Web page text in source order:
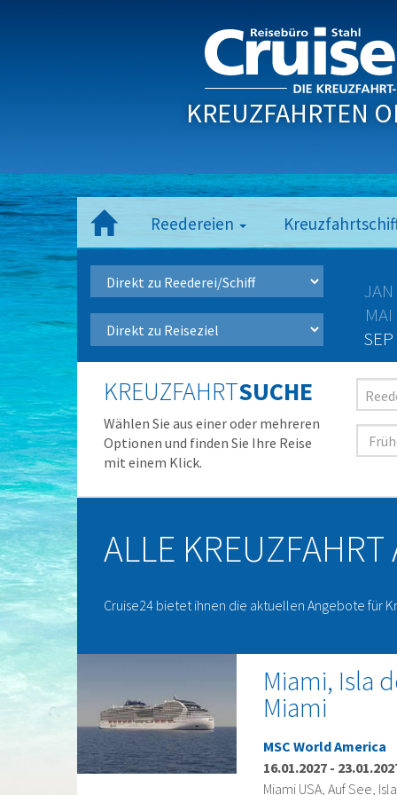
KREUZFAHRTEN
Reedereien
JAN
MAI
SEP
KREUZFAHRTSUCHE
Wählen Sie aus einer oder mehreren
Optionen und finden Sie Ihre Reise
mit einem Klick.
ALLE KREUZFAHRT
Cruise24 bietet ihnen die aktuellen Angebote für
Miami, Isla
Miami
MSC World America
16.01.2027 -
Miami USA, Auf See,